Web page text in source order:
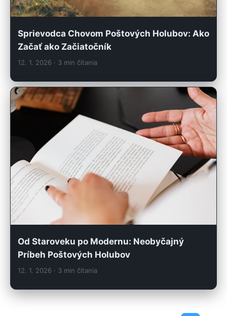
Sprievodca Chovom Poštových Holubov: Ako
Začať ako Začiatočník
12. 1. 2026 · 3 min čítania
Od Staroveku po Modernu: Neobyčajný
Príbeh Poštových Holubov
12. 1. 2026 · 3 min čítania